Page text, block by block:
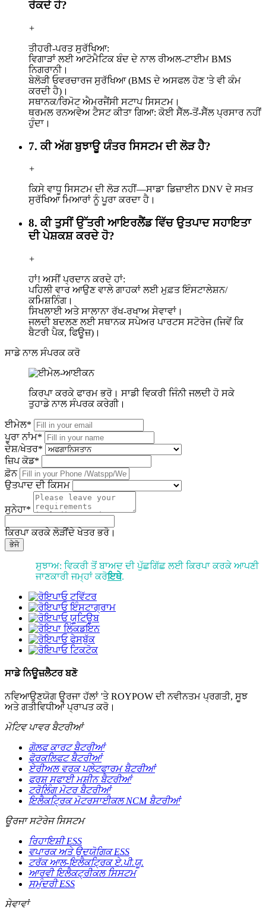
ਰੋਕਦੇ ਹੋ?
+
ਤੀਹਰੀ-ਪਰਤ ਸੁਰੱਖਿਆ:
ਵਿਗਾੜਾਂ ਲਈ ਆਟੋਮੈਟਿਕ ਬੰਦ ਦੇ ਨਾਲ ਰੀਅਲ-ਟਾਈਮ BMS
ਨਿਗਰਾਨੀ।
ਬੇਲੋੜੀ ਓਵਰਚਾਰਜ ਸੁਰੱਖਿਆ (BMS ਦੇ ਅਸਫਲ ਹੋਣ 'ਤੇ ਵੀ ਕੰਮ
ਕਰਦੀ ਹੈ)।
ਸਥਾਨਕ/ਰਿਮੋਟ ਐਮਰਜੈਂਸੀ ਸਟਾਪ ਸਿਸਟਮ।
ਥਰਮਲ ਰਨਅਵੇਅ ਟੈਸਟ ਕੀਤਾ ਗਿਆ: ਕੋਈ ਸੈੱਲ-ਤੋਂ-ਸੈੱਲ ਪ੍ਰਸਾਰ ਨਹੀਂ
ਹੁੰਦਾ।
7. ਕੀ ਅੱਗ ਬੁਝਾਊ ਯੰਤਰ ਸਿਸਟਮ ਦੀ ਲੋੜ ਹੈ?
+
ਕਿਸੇ ਵਾਧੂ ਸਿਸਟਮ ਦੀ ਲੋੜ ਨਹੀਂ—ਸਾਡਾ ਡਿਜ਼ਾਈਨ DNV ਦੇ ਸਖ਼ਤ
ਸੁਰੱਖਿਆ ਮਿਆਰਾਂ ਨੂੰ ਪੂਰਾ ਕਰਦਾ ਹੈ।
8. ਕੀ ਤੁਸੀਂ ਉੱਤਰੀ ਆਇਰਲੈਂਡ ਵਿੱਚ ਉਤਪਾਦ ਸਹਾਇਤਾ
ਦੀ ਪੇਸ਼ਕਸ਼ ਕਰਦੇ ਹੋ?
+
ਹਾਂ! ਅਸੀਂ ਪ੍ਰਦਾਨ ਕਰਦੇ ਹਾਂ:
ਪਹਿਲੀ ਵਾਰ ਆਉਣ ਵਾਲੇ ਗਾਹਕਾਂ ਲਈ ਮੁਫ਼ਤ ਇੰਸਟਾਲੇਸ਼ਨ/
ਕਮਿਸ਼ਨਿੰਗ।
ਸਿਖਲਾਈ ਅਤੇ ਸਾਲਾਨਾ ਰੱਖ-ਰਖਾਅ ਸੇਵਾਵਾਂ।
ਜਲਦੀ ਬਦਲਣ ਲਈ ਸਥਾਨਕ ਸਪੇਅਰ ਪਾਰਟਸ ਸਟੋਰੇਜ (ਜਿਵੇਂ ਕਿ
ਬੈਟਰੀ ਪੈਕ, ਫਿਊਜ਼)।
ਸਾਡੇ ਨਾਲ ਸੰਪਰਕ ਕਰੋ
ਕਿਰਪਾ ਕਰਕੇ ਫਾਰਮ ਭਰੋ। ਸਾਡੀ ਵਿਕਰੀ ਜਿੰਨੀ ਜਲਦੀ ਹੋ ਸਕੇ
ਤੁਹਾਡੇ ਨਾਲ ਸੰਪਰਕ ਕਰੇਗੀ।
ਈਮੇਲ*
ਪੂਰਾ ਨਾਂਮ*
ਦੇਸ਼/ਖੇਤਰ*
ਜ਼ਿਪ ਕੋਡ*
ਫ਼ੋਨ
ਉਤਪਾਦ ਦੀ ਕਿਸਮ
ਸੁਨੇਹਾ*
ਕਿਰਪਾ ਕਰਕੇ ਲੋੜੀਂਦੇ ਖੇਤਰ ਭਰੋ।
ਭੇਜੋ
ਸੁਝਾਅ: ਵਿਕਰੀ ਤੋਂ ਬਾਅਦ ਦੀ ਪੁੱਛਗਿੱਛ ਲਈ ਕਿਰਪਾ ਕਰਕੇ ਆਪਣੀ
ਜਾਣਕਾਰੀ ਜਮ੍ਹਾਂ ਕਰੋਇਥੇ.
ਸਾਡੇ ਨਿਊਜ਼ਲੈਟਰ ਬਣੋ
ਨਵਿਆਉਣਯੋਗ ਊਰਜਾ ਹੱਲਾਂ 'ਤੇ ROYPOW ਦੀ ਨਵੀਨਤਮ ਪ੍ਰਗਤੀ, ਸੂਝ
ਅਤੇ ਗਤੀਵਿਧੀਆਂ ਪ੍ਰਾਪਤ ਕਰੋ।
ਮੋਟਿਵ ਪਾਵਰ ਬੈਟਰੀਆਂ
ਗੋਲਫ ਕਾਰਟ ਬੈਟਰੀਆਂ
ਫੋਰਕਲਿਫਟ ਬੈਟਰੀਆਂ
ਏਰੀਅਲ ਵਰਕ ਪਲੇਟਫਾਰਮ ਬੈਟਰੀਆਂ
ਫਰਸ਼ ਸਫਾਈ ਮਸ਼ੀਨ ਬੈਟਰੀਆਂ
ਟਰੋਲਿੰਗ ਮੋਟਰ ਬੈਟਰੀਆਂ
ਇਲੈਕਟ੍ਰਿਕ ਮੋਟਰਸਾਈਕਲ NCM ਬੈਟਰੀਆਂ
ਊਰਜਾ ਸਟੋਰੇਜ ਸਿਸਟਮ
ਰਿਹਾਇਸ਼ੀ ESS
ਵਪਾਰਕ ਅਤੇ ਉਦਯੋਗਿਕ ESS
ਟਰੱਕ ਆਲ-ਇਲੈਕਟ੍ਰਿਕ ਏ.ਪੀ.ਯੂ.
ਆਰਵੀ ਇਲੈਕਟ੍ਰੀਕਲ ਸਿਸਟਮ
ਸਮੁੰਦਰੀ ESS
ਸੇਵਾਵਾਂ